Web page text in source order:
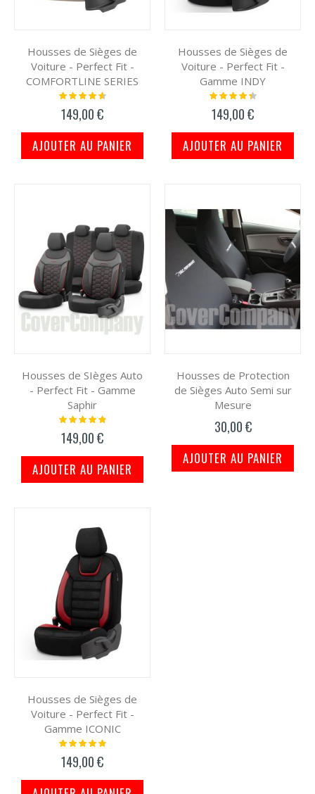
Housses de Sièges de
Voiture - Perfect Fit -
COMFORTLINE SERIES
Notation:
149,00 €
AJOUTER AU PANIER
Housses de Sièges de
Voiture - Perfect Fit -
Gamme INDY
Notation:
149,00 €
AJOUTER AU PANIER
Housses de SIèges Auto
- Perfect Fit - Gamme
Saphir
Notation:
149,00 €
AJOUTER AU PANIER
Housses de Protection
de Sièges Auto Semi sur
Mesure
30,00 €
AJOUTER AU PANIER
Housses de Sièges de
Voiture - Perfect Fit -
Gamme ICONIC
Notation:
149,00 €